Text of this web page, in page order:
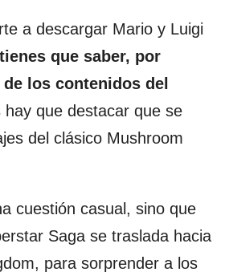
a descargar Mario y Luigi
tienes que saber, por
los contenidos del
hay que destacar que se
del clásico Mushroom
cuestión casual, sino que
Saga se traslada hacia
para sorprender a los